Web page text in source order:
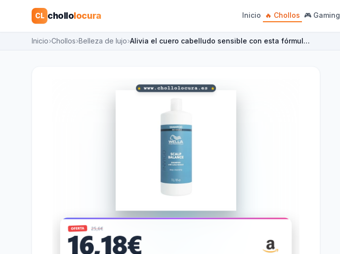
CL chollolocura Inicio 🔥 Chollos 🎮 Gaming
Inicio Chollos Belleza de lujo Alivia el cuero cabelludo sensible con esta fórmul…